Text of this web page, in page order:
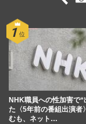
NHK職員への性加害で“
た〈5年前の番組出演者
むも、ネット…